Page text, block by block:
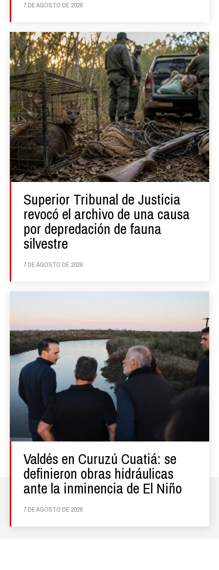
7 DE AGOSTO DE 2026
Superior Tribunal de Justicia
revocó el archivo de una causa
por depredación de fauna
silvestre
7 DE AGOSTO DE 2026
Valdés en Curuzú Cuatiá: se
definieron obras hidráulicas
ante la inminencia de El Niño
7 DE AGOSTO DE 2026